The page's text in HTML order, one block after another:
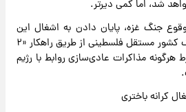
شد، اما کمی دیرتر.
جنگ غزه، پایان دادن به اشغال این
منطقه و پذیرفتن تشکیل یک کشور مستقل فلسطینی از طریق راهکار «۲
مذاکرات عادی‌سازی روابط با رژیم
کرانه باختری